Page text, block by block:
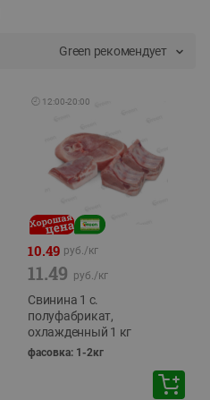
Green рекомендует
🕘 12:00-20:00
10.49 руб./кг
11.49 руб./кг
Свинина 1 с.
полуфабрикат,
охлажденный 1 кг
фасовка: 1-2кг